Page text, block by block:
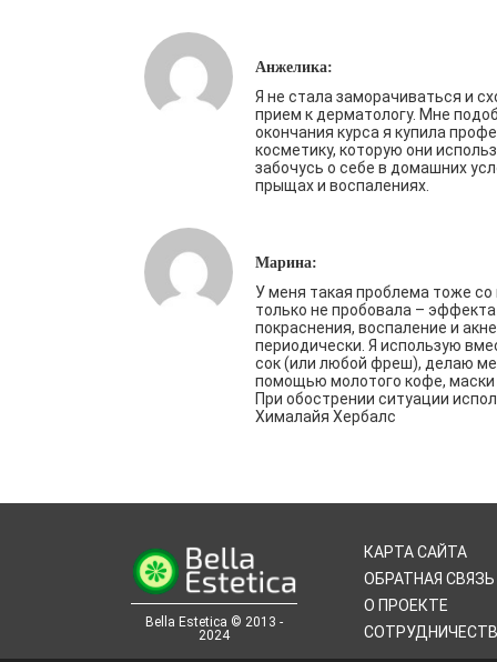
Анжелика:
Я не стала заморачиваться и
прием к дерматологу. Мне
окончания курса я купила
косметику, которую они
забочусь о себе в домашних
прыщах и воспалениях.
Марина:
У меня такая проблема тоже
только не пробовала –
покраснения, воспаление и
периодически. Я использую
сок (или любой фреш), делаю
помощью молотого кофе, маски
При обострении ситуации
Хималайя Хербалс
Bella Estetica © 2013 -
2024
КАРТА САЙТА
ОБРАТНАЯ СВЯЗЬ
О ПРОЕКТЕ